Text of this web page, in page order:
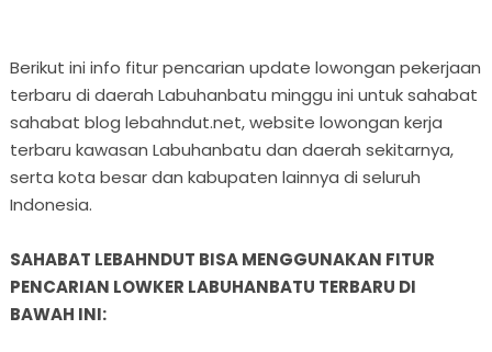
Berikut ini info fitur pencarian update lowongan pekerjaan
terbaru di daerah Labuhanbatu minggu ini untuk sahabat
sahabat blog lebahndut.net, website lowongan kerja
terbaru kawasan Labuhanbatu dan daerah sekitarnya,
serta kota besar dan kabupaten lainnya di seluruh
Indonesia.
SAHABAT LEBAHNDUT BISA MENGGUNAKAN FITUR
PENCARIAN LOWKER LABUHANBATU TERBARU DI
BAWAH INI: